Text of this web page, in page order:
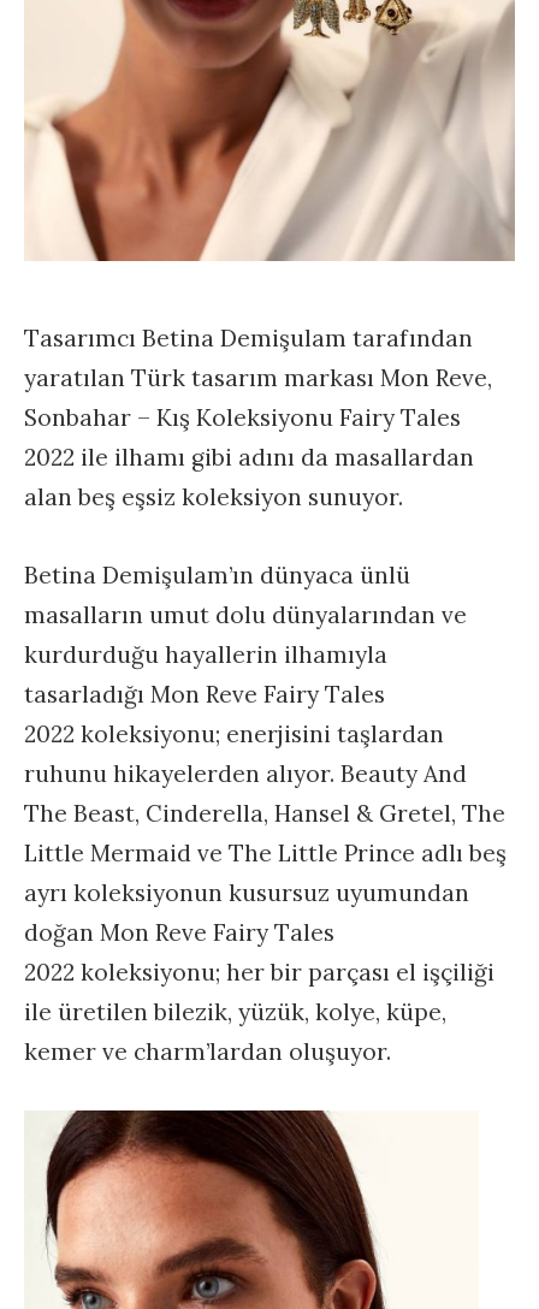
Tasarımcı Betina Demişulam tarafından
yaratılan Türk tasarım markası Mon Reve,
Sonbahar – Kış Koleksiyonu Fairy Tales
2022 ile ilhamı gibi adını da masallardan
alan beş eşsiz koleksiyon sunuyor.
Betina Demişulam’ın dünyaca ünlü
masalların umut dolu dünyalarından ve
kurdurduğu hayallerin ilhamıyla
tasarladığı Mon Reve Fairy Tales
2022 koleksiyonu; enerjisini taşlardan
ruhunu hikayelerden alıyor. Beauty And
The Beast, Cinderella, Hansel & Gretel, The
Little Mermaid ve The Little Prince adlı beş
ayrı koleksiyonun kusursuz uyumundan
doğan Mon Reve Fairy Tales
2022 koleksiyonu; her bir parçası el işçiliği
ile üretilen bilezik, yüzük, kolye, küpe,
kemer ve charm’lardan oluşuyor.